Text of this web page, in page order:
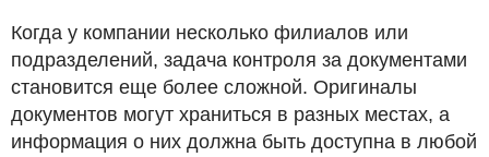
Когда у компании несколько филиалов или
подразделений, задача контроля за документами
становится еще более сложной. Оригиналы
документов могут храниться в разных местах, а
информация о них должна быть доступна в любой